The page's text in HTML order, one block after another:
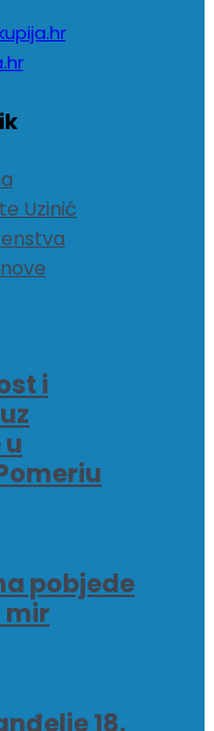
Uzinić
i
pobjede
mir
18.